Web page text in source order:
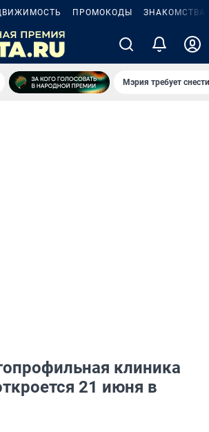
ПРОМОКОДЫ ЗНАКОМСТВА
Мэрия требует
клиника
21 июня в